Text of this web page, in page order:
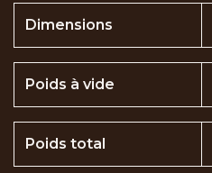
Dimensions
Poids à vide
Poids total